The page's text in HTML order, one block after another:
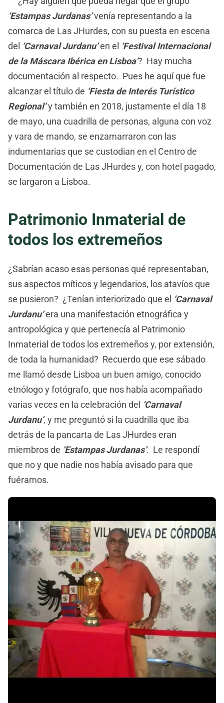
‘Estampas Jurdanas’venía representando a la
comarca de Las JHurdes, con su puesta en escena
del ‘Carnaval Jurdanu’en el ‘Festival Internacional
de la Máscara Ibérica en Lisboa’? Hay mucha
documentación al respecto. Pues he aquí que fue
alcanzar el título de ‘Fiesta de Interés Turístico
Regional’y también en 2018, justamente el día 18
de mayo, una cuadrilla de personas, alguna con voz
y vara de mando, se enzamarraron con las
indumentarias que se custodian en el Centro de
Documentación de Las JHurdes y, con hotel pagado,
se largaron a Lisboa.
Patrimonio Inmaterial de
todos los extremeños
¿Sabrían acaso esas personas qué representaban,
sus aspectos míticos y legendarios, los atavíos que
se pusieron? ¿Tenían interiorizado que el ‘Carnaval
Jurdanu’era una manifestación etnográfica y
antropológica y que pertenecía al Patrimonio
Inmaterial de todos los extremeños y, por extensión,
de toda la humanidad? Recuerdo que ese sábado
me llamó desde Lisboa un buen amigo, conocido
etnólogo y fotógrafo, que nos había acompañado
varias veces en la celebración del ‘Carnaval
Jurdanu’, y me preguntó si la cuadrilla que iba
detrás de la pancarta de Las JHurdes eran
miembros de ‘Estampas Jurdanas’. Le respondí
que no y que nadie nos había avisado para que
fuéramos.